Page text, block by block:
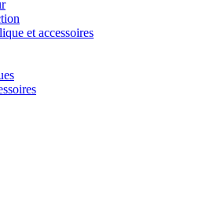
et accessoires